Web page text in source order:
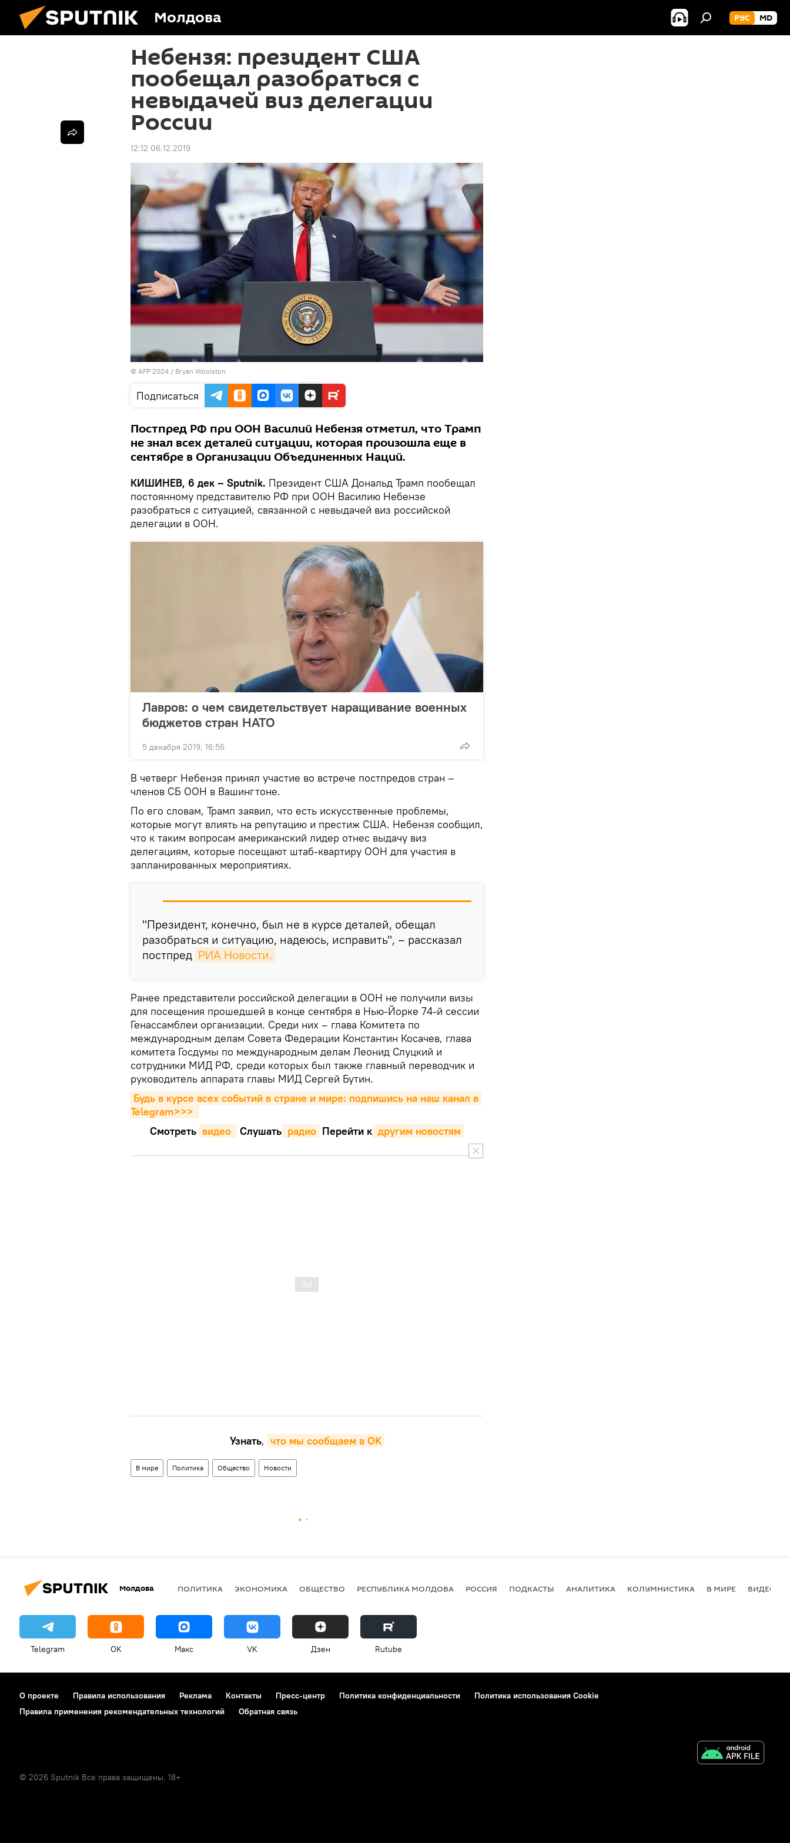
Молдова РУС MD
Небензя: президент США
пообещал разобраться с
невыдачей виз делегации
России
12:12 06.12.2019
© AFP 2024 / Bryan Woolston
Подписаться
Постпред РФ при ООН Василий Небензя отметил, что Трамп
не знал всех деталей ситуации, которая произошла еще в
сентябре в Организации Объединенных Наций.
КИШИНЕВ, 6 дек – Sputnik. Президент США Дональд Трамп пообещал
постоянному представителю РФ при ООН Василию Небензе
разобраться с ситуацией, связанной с невыдачей виз российской
делегации в ООН.
Лавров: о чем свидетельствует наращивание военных
бюджетов стран НАТО
5 декабря 2019, 16:56
В четверг Небензя принял участие во встрече постпредов стран –
членов СБ ООН в Вашингтоне.
По его словам, Трамп заявил, что есть искусственные проблемы,
которые могут влиять на репутацию и престиж США. Небензя сообщил,
что к таким вопросам американский лидер отнес выдачу виз
делегациям, которые посещают штаб-квартиру ООН для участия в
запланированных мероприятиях.
"Президент, конечно, был не в курсе деталей, обещал
разобраться и ситуацию, надеюсь, исправить", – рассказал
постпред РИА Новости.
Ранее представители российской делегации в ООН не получили визы
для посещения прошедшей в конце сентября в Нью-Йорке 74-й сессии
Генассамблеи организации. Среди них – глава Комитета по
международным делам Совета Федерации Константин Косачев, глава
комитета Госдумы по международным делам Леонид Слуцкий и
сотрудники МИД РФ, среди которых был также главный переводчик и
руководитель аппарата главы МИД Сергей Бутин.
Будь в курсе всех событий в стране и мире: подпишись на наш канал в
Telegram>>>
Смотреть видео Cлушать радио Перейти к другим новостям
Узнать, что мы сообщаем в OK
В мире Политика Общество Новости
Молдова ПОЛИТИКА ЭКОНОМИКА ОБЩЕСТВО РЕСПУБЛИКА МОЛДОВА РОССИЯ ПОДКАСТЫ АНАЛИТИКА КОЛУМНИСТИКА В МИРЕ ВИДЕО
Telegram OK Макс VK Дзен Rutube
О проекте Правила использования Реклама Контакты Пресс-центр Политика конфиденциальности
Политика использования Cookie
Правила применения рекомендательных технологий
Обратная связь
© 2026 Sputnik Все права защищены. 18+